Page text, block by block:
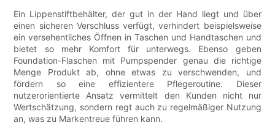
Ein Lippenstiftbehälter, der gut in der Hand liegt und über
einen sicheren Verschluss verfügt, verhindert beispielsweise
ein versehentliches Öffnen in Taschen und Handtaschen und
bietet so mehr Komfort für unterwegs. Ebenso geben
Foundation-Flaschen mit Pumpspender genau die richtige
Menge Produkt ab, ohne etwas zu verschwenden, und
fördern so eine effizientere Pflegeroutine. Dieser
nutzerorientierte Ansatz vermittelt den Kunden nicht nur
Wertschätzung, sondern regt auch zu regelmäßiger Nutzung
an, was zu Markentreue führen kann.